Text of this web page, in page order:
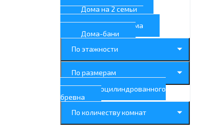
Дома на 2 семьи
Дачные дома
Деревянные дома
Дома-бани
По этажности
По размерам
Дома из оцилиндрованного
бревна
По количеству комнат